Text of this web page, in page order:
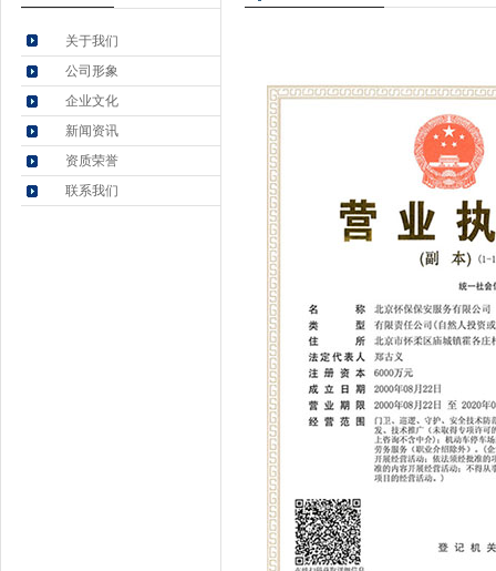
关于我们
公司形象
企业文化
新闻资讯
资质荣誉
联系我们